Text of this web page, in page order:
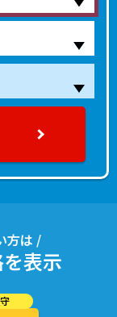
方は /
表示